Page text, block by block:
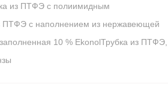
из ПТФЭ с полиимидным
ПТФЭ с наполнением из нержавеющей
10 % EkonolТрубка из ПТФЭ,